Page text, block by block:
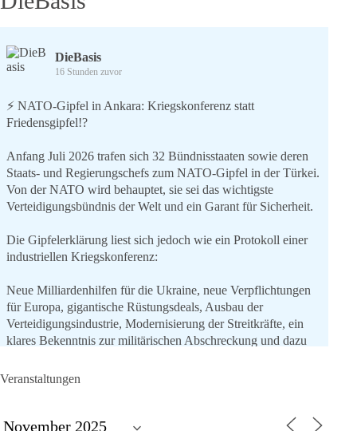
DieBasis
16 Stunden zuvor
⚡️ NATO-Gipfel in Ankara: Kriegskonferenz statt
Friedensgipfel!?
Anfang Juli 2026 trafen sich 32 Bündnisstaaten sowie deren
Staats- und Regierungschefs zum NATO-Gipfel in der Türkei.
Von der NATO wird behauptet, sie sei das wichtigste
Verteidigungsbündnis der Welt und ein Garant für Sicherheit.
Die Gipfelerklärung liest sich jedoch wie ein Protokoll einer
industriellen Kriegskonferenz:
Neue Milliardenhilfen für die Ukraine, neue Verpflichtungen
für Europa, gigantische Rüstungsdeals, Ausbau der
Verteidigungsindustrie, Modernisierung der Streitkräfte, ein
klares Bekenntnis zur militärischen Abschreckung und dazu
Veranstaltungen